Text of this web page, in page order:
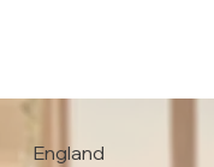
England